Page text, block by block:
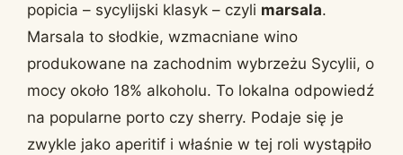
popicia – sycylijski klasyk – czyli marsala.
Marsala to słodkie, wzmacniane wino
produkowane na zachodnim wybrzeżu Sycylii, o
mocy około 18% alkoholu. To lokalna odpowiedź
na popularne porto czy sherry. Podaje się je
zwykle jako aperitif i właśnie w tej roli wystąpiło